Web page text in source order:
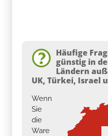
Häufige
günstig in
Ländern
UK, Türkei, Israel
Wenn
Sie
die
Ware